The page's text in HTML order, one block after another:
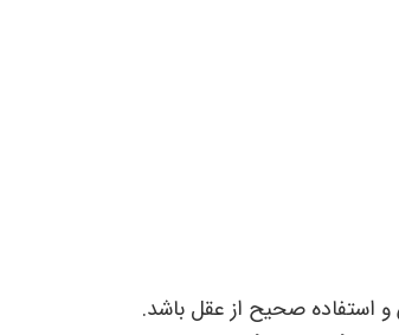
استفاده صحیح از عقل باشد.